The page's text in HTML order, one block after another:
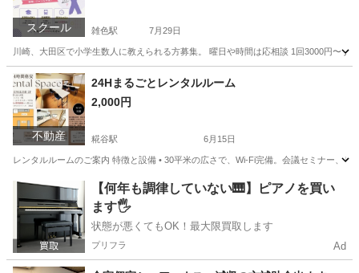
スクール 雑色駅 7月29日
川崎、大田区で小学生数人に教えられる方募集。 曜日や時間は応相談 1回3000円〜 人
東京 大田区 雑色駅 ヒップホップ 先生
不動産
24Hまるごとレンタルルーム
2,000円
糀谷駅 6月15日
レンタルルームのご案内 特徴と設備 • 30平米の広さで、Wi-Fi完備。会議セミナー、
東京 大田区 糀谷駅 レンタルオフィス ファミリーマート
【何年も調律していない🎹】ピアノを買い
ます🖐️
状態が悪くてもOK！最大限買取します
プリフラ Ad